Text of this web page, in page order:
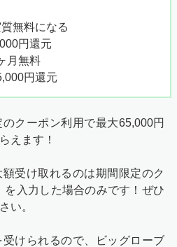
無料になる
円還元
月無料
円還元
クーポン利用で最大65,000円
えます！
受け取れるのは期間限定のク
を入力した場合のみです！ぜひ
い。
けられるので、ビッグローブ